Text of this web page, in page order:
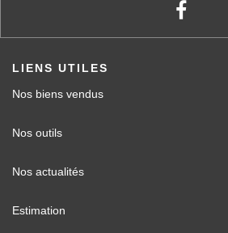
LIENS UTILES
Nos biens vendus
Nos outils
Nos actualités
Estimation